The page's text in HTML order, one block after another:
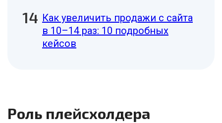
Как увеличить продажи с сайта
в 10–14 раз: 10 подробных
кейсов
Роль плейсхолдера